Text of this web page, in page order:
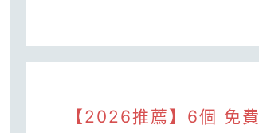
【2026推薦】6個 免費